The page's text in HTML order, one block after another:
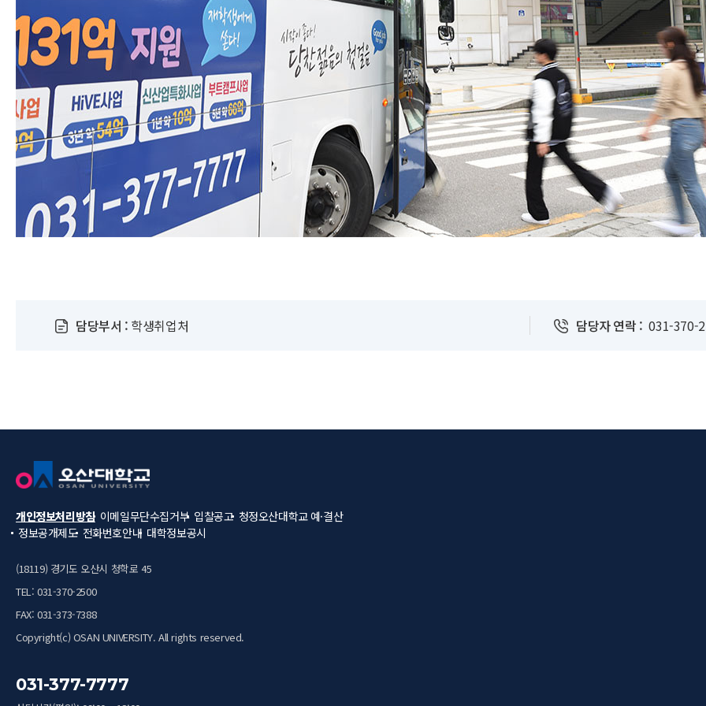
담당부서 : 학생취업처 담당자 연락 : 031-370-
개인정보처리방침 이메일무단수집거부 입찰공고 청정오산대학교 예·결산
정보공개제도 전화번호안내 대학정보공시
(18119) 경기도 오산시 청학로 45
TEL: 031-370-2500
FAX: 031-373-7388
Copyright(c) OSAN UNIVERSITY. All rights reserved.
031-377-7777